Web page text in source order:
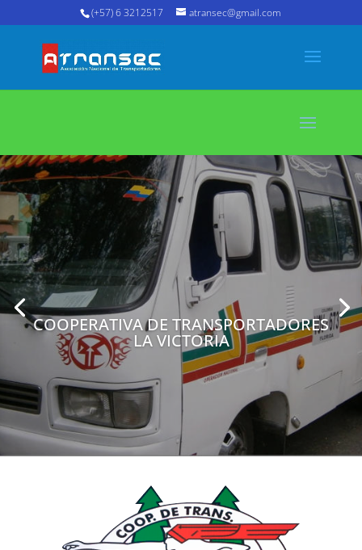
(+57) 6 3212517 atransec@gmail.com
COOPERATIVA DE TRANSPORTADORES
LA VICTORIA